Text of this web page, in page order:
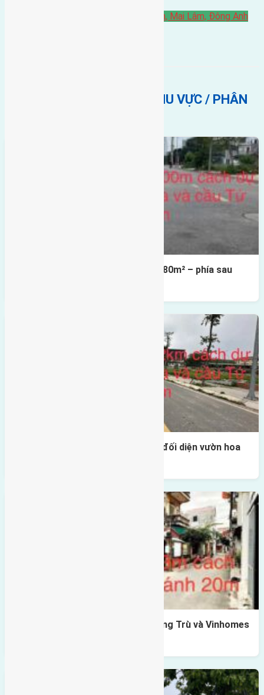
Thái Bình, Mai Lâm, Đông Anh
BẤT ĐỘNG SẢN CÙNG KHU VỰC / PHÂN
Cần bán Đất đấu giá X2 Thái Bình 80m² – phía sau
Lô đất tái định cư Mai Hiên 56m2 đối diện vườn hoa
Lô đất Lê Xá 103,6m2 gần cầu Đông Trù và Vinhomes